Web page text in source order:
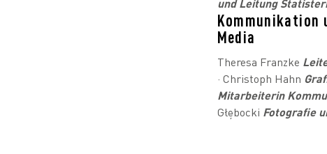
und Leitung
Kommunikation
Media
Theresa Franzke
· Christoph Hahn
Mitarbeiterin
Głębocki Fotografie